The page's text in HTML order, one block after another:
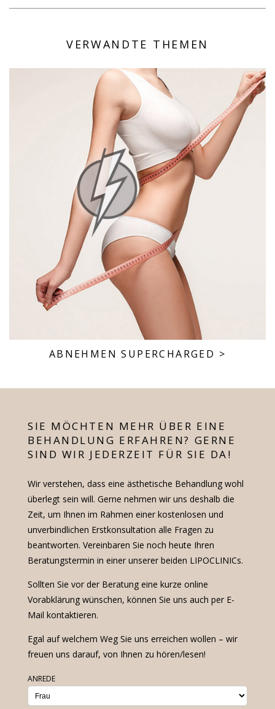
VERWANDTE THEMEN
ABNEHMEN SUPERCHARGED >
SIE MÖCHTEN MEHR ÜBER EINE
BEHANDLUNG ERFAHREN? GERNE
SIND WIR JEDERZEIT FÜR SIE DA!
Wir verstehen, dass eine ästhetische Behandlung wohl
überlegt sein will. Gerne nehmen wir uns deshalb die
Zeit, um Ihnen im Rahmen einer kostenlosen und
unverbindlichen Erstkonsultation alle Fragen zu
beantworten. Vereinbaren Sie noch heute Ihren
Beratungstermin in einer unserer beiden LIPOCLINICs.
Sollten Sie vor der Beratung eine kurze online
Vorabklärung wünschen, können Sie uns auch per E-
Mail kontaktieren.
Egal auf welchem Weg Sie uns erreichen wollen – wir
freuen uns darauf, von Ihnen zu hören/lesen!
ANREDE